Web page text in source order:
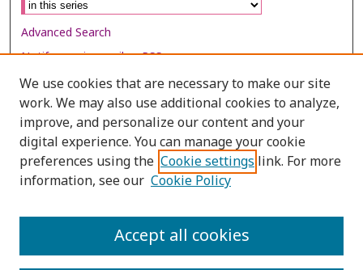
Advanced Search
Notify me via email orRSS
Browse
Collections
Disciplines
Authors
We use cookies that are necessary to make our site
work. We may also use additional cookies to analyze,
improve, and personalize our content and your
digital experience. You can manage your cookie
preferences using the Cookie settings link. For more
information, see our Cookie Policy
Accept all cookies